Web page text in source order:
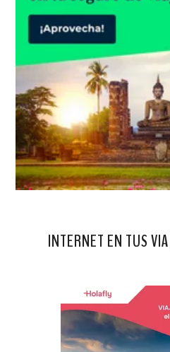
INTERNET EN TUS